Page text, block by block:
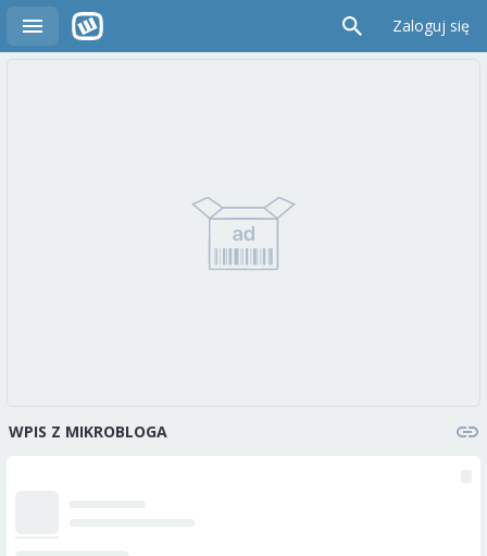
Zaloguj się
WPIS Z MIKROBLOGA